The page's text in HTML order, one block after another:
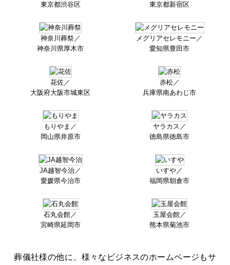
東京都渋谷区
東京都新宿区
神奈川葬祭／
神奈川県厚木市
メグリアセレモニー／
愛知県豊田市
花佐／
大阪府大阪市城東区
赤松／
兵庫県南あわじ市
もりやま／
岡山県井原市
ヤラカス／
徳島県徳島市
JA越智今治／
愛媛県今治市
いすや／
福岡県朝倉市
石丸会館／
宮崎県延岡市
玉屋会館／
熊本県菊池市
葬儀社様の他に、様々なビジネスのホームページもサ